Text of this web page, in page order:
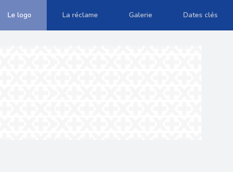
Le logo La réclame Galerie Dates clés